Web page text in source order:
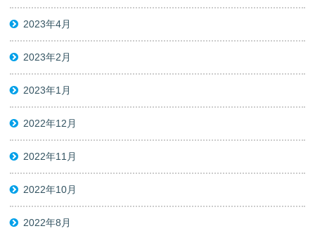
2023年4月
2023年2月
2023年1月
2022年12月
2022年11月
2022年10月
2022年8月